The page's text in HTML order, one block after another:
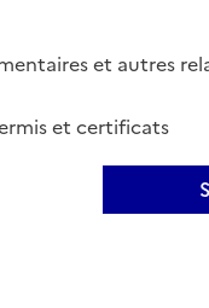
et autres
et certificats